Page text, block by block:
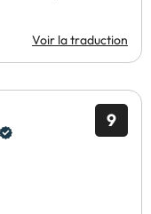
Voir la traduction
9